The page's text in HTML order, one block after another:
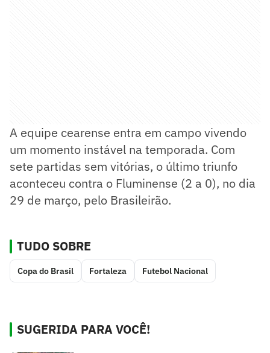
A equipe cearense entra em campo vivendo
um momento instável na temporada. Com
sete partidas sem vitórias, o último triunfo
aconteceu contra o Fluminense (2 a 0), no dia
29 de março, pelo Brasileirão.
TUDO SOBRE
Copa do Brasil Fortaleza Futebol Nacional
SUGERIDA PARA VOCÊ!